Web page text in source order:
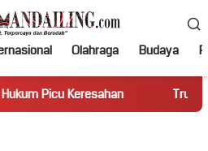
Olahraga Budaya
Truk Miring Hambat